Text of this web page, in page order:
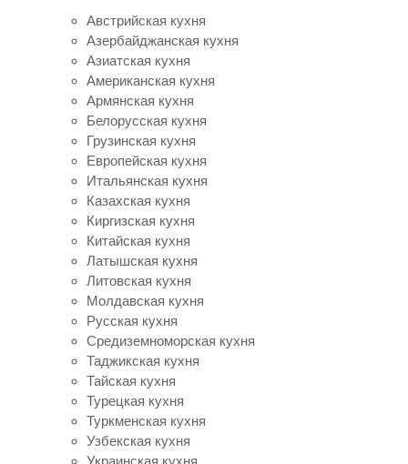
Австрийская кухня
Азербайджанская кухня
Азиатская кухня
Американская кухня
Армянская кухня
Белорусская кухня
Грузинская кухня
Европейская кухня
Итальянская кухня
Казахская кухня
Киргизская кухня
Китайская кухня
Латышская кухня
Литовская кухня
Молдавская кухня
Русская кухня
Средиземноморская кухня
Таджикская кухня
Тайская кухня
Турецкая кухня
Туркменская кухня
Узбекская кухня
Украинская кухня